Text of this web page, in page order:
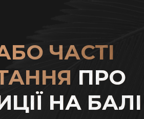
ЧАСТІ
ПРО
НА БАЛІ